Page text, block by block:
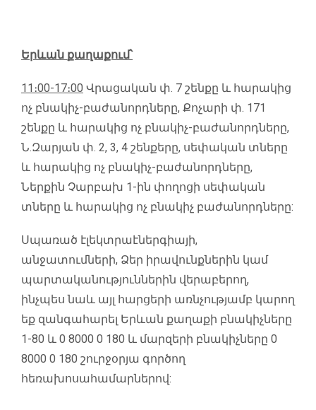
Երևան քաղաքում՝
1 1 ։00-1 7։00 Վրացական փ. 7 շենքը և հարակից
ոչ բնակիչ-բաժանորդները, Քոչարի փ. 171
շենքը և հարակից ոչ բնակիչ-բաժանորդները,
Ն.Զարյան փ. 2, 3, 4 շենքերը, սեփական տները
և հարակից ոչ բնակիչ-բաժանորդները,
Ներքին Չարբախ 1-ին փողոցի սեփական
տները և հարակից ոչ բնակիչ բաժանորդները:
Սպառած էլեկտրաէներգիայի,
անջատումների, Ձեր իրավունքներին կամ
պարտականություններին վերաբերող,
ինչպես նաև այլ հարցերի առնչությամբ կարող
եք զանգահարել Երևան քաղաքի բնակիչները
1-80 և 0 8000 0 180 և մարզերի բնակիչները 0
8000 0 180 շուրջօրյա գործող
հեռախոսահամարներով: